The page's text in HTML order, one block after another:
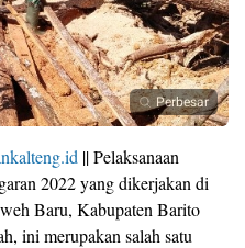
Perbesar
|| Pelaksanaan
2022 yang dikerjakan di
Baru, Kabupaten Barito
ini merupakan salah satu